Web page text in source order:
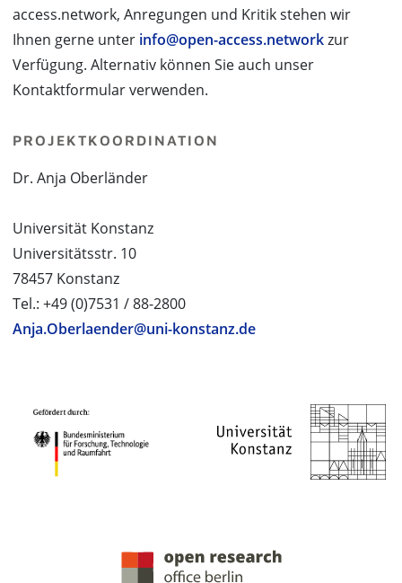
access.network, Anregungen und Kritik stehen wir
Ihnen gerne unter info@open-access.networkzur
Verfügung. Alternativ können Sie auch unser
Kontaktformular verwenden.
PROJEKTKOORDINATION
Dr. Anja Oberländer
Universität Konstanz
Universitätsstr. 10
78457 Konstanz
Tel.: +49 (0)7531 / 88-2800
Anja.Oberlaender@uni-konstanz.de